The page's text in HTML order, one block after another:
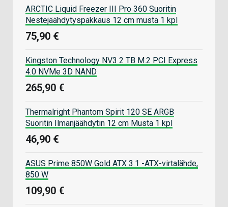
ARCTIC Liquid Freezer III Pro 360 Suoritin
Nestejäähdytyspakkaus 12 cm musta 1 kpl
75,90 €
Kingston Technology NV3 2 TB M.2 PCI Express
4.0 NVMe 3D NAND
265,90 €
Thermalright Phantom Spirit 120 SE ARGB
Suoritin Ilmanjäähdytin 12 cm Musta 1 kpl
46,90 €
ASUS Prime 850W Gold ATX 3.1 -ATX-virtalähde,
850 W
109,90 €